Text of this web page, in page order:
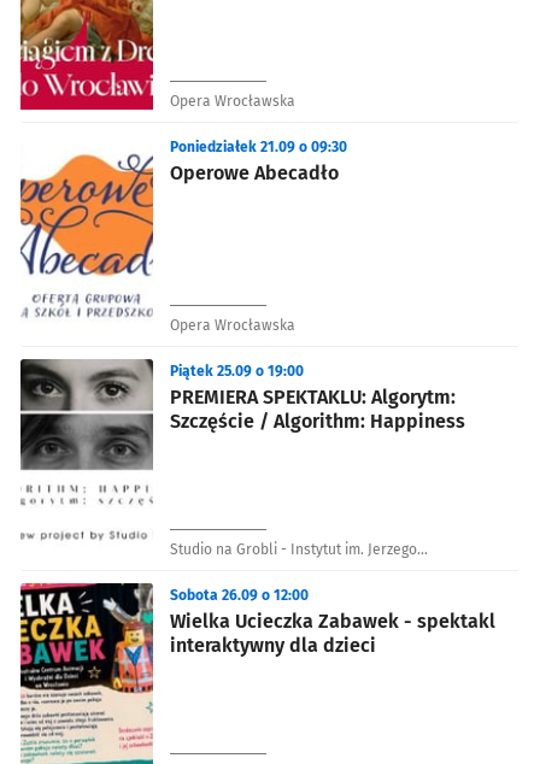
Opera Wrocławska
Operowe Abecadło
Poniedziałek 21.09 o 09:30
Opera Wrocławska
PREMIERA SPEKTAKLU: Algorytm:
Szczęście / Algorithm: Happiness
Piątek 25.09 o 19:00
Studio na Grobli - Instytut im. Jerzego
Wielka Ucieczka Zabawek - spektakl
interaktywny dla dzieci
Sobota 26.09 o 12:00